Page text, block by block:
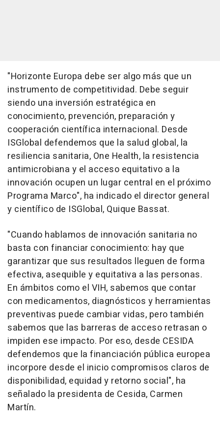
"Horizonte Europa debe ser algo más que un
instrumento de competitividad. Debe seguir
siendo una inversión estratégica en
conocimiento, prevención, preparación y
cooperación científica internacional. Desde
ISGlobal defendemos que la salud global, la
resiliencia sanitaria, One Health, la resistencia
antimicrobiana y el acceso equitativo a la
innovación ocupen un lugar central en el próximo
Programa Marco", ha indicado el director general
y científico de ISGlobal, Quique Bassat.
"Cuando hablamos de innovación sanitaria no
basta con financiar conocimiento: hay que
garantizar que sus resultados lleguen de forma
efectiva, asequible y equitativa a las personas.
En ámbitos como el VIH, sabemos que contar
con medicamentos, diagnósticos y herramientas
preventivas puede cambiar vidas, pero también
sabemos que las barreras de acceso retrasan o
impiden ese impacto. Por eso, desde CESIDA
defendemos que la financiación pública europea
incorpore desde el inicio compromisos claros de
disponibilidad, equidad y retorno social", ha
señalado la presidenta de Cesida, Carmen
Martín.